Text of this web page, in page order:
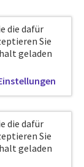
die dafür
Sie
geladen
die dafür
Sie
geladen